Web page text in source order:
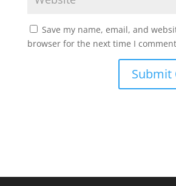
Save my name, email, and
browser for the next time I